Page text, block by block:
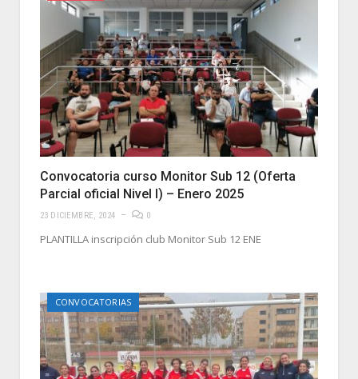
Convocatoria curso Monitor Sub 12 (Oferta
Parcial oficial Nivel I) – Enero 2025
23 DICIEMBRE, 2024 0
PLANTILLA inscripción club Monitor Sub 12 ENE
CONVOCATORIAS